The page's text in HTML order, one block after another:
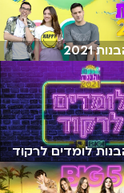
2021
לומדים לרקוד